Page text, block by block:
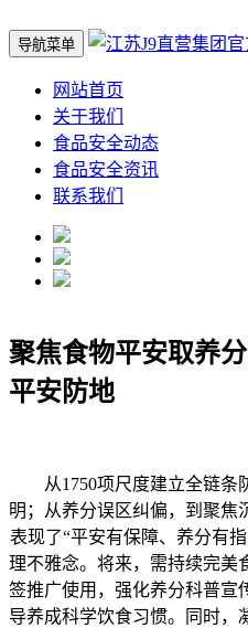
导航菜单
网站首页
关于我们
食品安全动态
食品安全资讯
联系我们
聚焦食物平安取养
平安防地
从1750项尺度建立全链条
明；从养分误区纠偏，到聚焦
表现了“平安有保障、养分有
理不雅念。将来，需持续完美
签推广使用，强化养分科普宣
导养成科学饮食习惯。同时，